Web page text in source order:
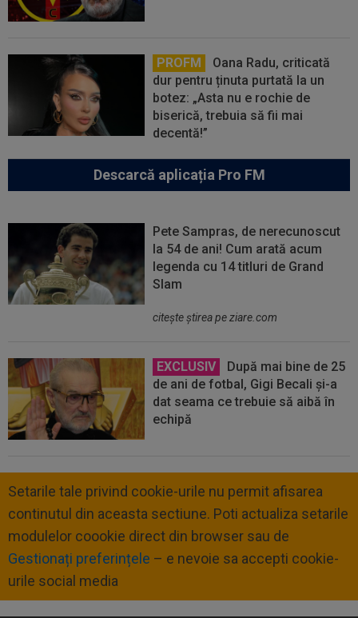
PROFM
Oana Radu, criticată
dur pentru ținuta purtată la un
botez: „Asta nu e rochie de
biserică, trebuia să fii mai
decentă!”
Descarcă aplicația Pro FM
Pete Sampras, de nerecunoscut
la 54 de ani! Cum arată acum
legenda cu 14 titluri de Grand
Slam
citeşte ştirea pe ziare.com
EXCLUSIV
După mai bine de 25
de ani de fotbal, Gigi Becali și-a
dat seama ce trebuie să aibă în
echipă
Setarile tale privind cookie-urile nu permit afisarea
continutul din aceasta sectiune. Poti actualiza setarile
modulelor coookie direct din browser sau de
Gestionați preferințele – e nevoie sa accepti cookie-
urile social media